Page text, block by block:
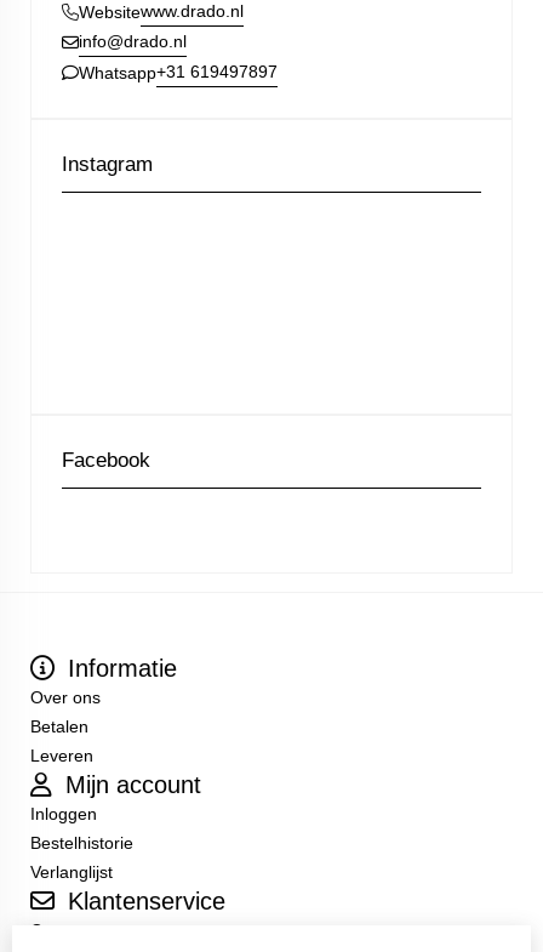
Websitewww.drado.nl
info@drado.nl
Whatsapp+31 619497897
Instagram
Facebook
Informatie
Over ons
Betalen
Leveren
Mijn account
Inloggen
Bestelhistorie
Verlanglijst
Klantenservice
Contact